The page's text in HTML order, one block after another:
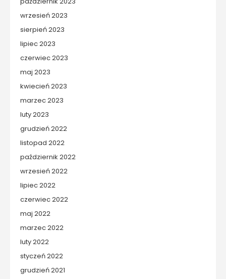
wrzesień 2023
sierpień 2023
lipiec 2023
czerwiec 2023
maj 2023
kwiecień 2023
marzec 2023
luty 2023
grudzień 2022
listopad 2022
październik 2022
wrzesień 2022
lipiec 2022
czerwiec 2022
maj 2022
marzec 2022
luty 2022
styczeń 2022
grudzień 2021